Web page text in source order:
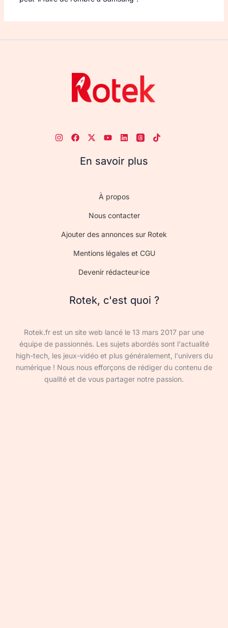
En savoir plus
À propos
Nous contacter
Ajouter des annonces sur Rotek
Mentions légales et CGU
Devenir rédacteur·ice
Rotek, c'est quoi ?
Rotek.fr est un site web lancé le 13 mars 2017 par une
équipe de passionnés. Les sujets abordés sont l'actualité
high-tech, les jeux-vidéo et plus généralement, l'univers du
numérique ! Nous nous efforçons de rédiger du contenu de
qualité et de vous partager notre passion.